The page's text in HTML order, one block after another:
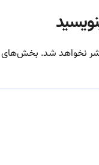
نخواهد شد. بخش‌های